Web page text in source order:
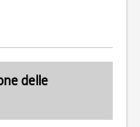
delle